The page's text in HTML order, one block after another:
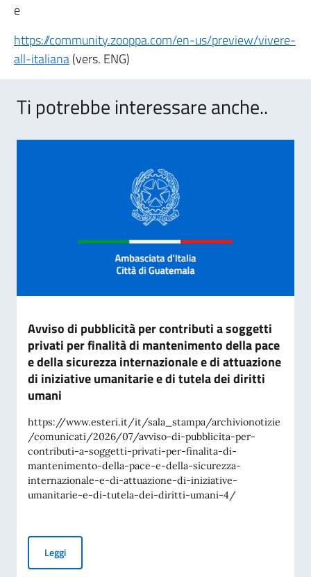
e
https://community.zooppa.com/en-us/preview/vivere-
all-italiana(vers. ENG)
Ti potrebbe interessare anche..
Avviso di pubblicità per contributi a soggetti
privati per finalità di mantenimento della pace
e della sicurezza internazionale e di attuazione
di iniziative umanitarie e di tutela dei diritti
umani
https://www.esteri.it/it/sala_stampa/archivionotizie
/comunicati/2026/07/avviso-di-pubblicita-per-
contributi-a-soggetti-privati-per-finalita-di-
mantenimento-della-pace-e-della-sicurezza-
internazionale-e-di-attuazione-di-iniziative-
umanitarie-e-di-tutela-dei-diritti-umani-4/
LeggiAvviso di pubblicità per contributi a soggetti privati per